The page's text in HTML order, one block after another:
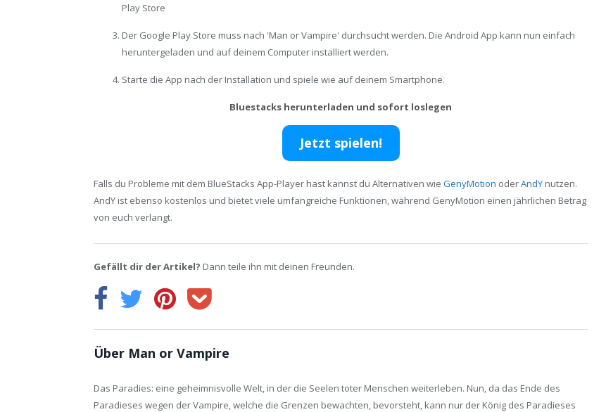
Play Store
Der Google Play Store muss nach 'Man or Vampire' durchsucht werden. Die Android App kann nun einfach
heruntergeladen und auf deinem Computer installiert werden.
Starte die App nach der Installation und spiele wie auf deinem Smartphone.
Bluestacks herunterladen und sofort loslegen
Jetzt spielen!
Falls du Probleme mit dem BlueStacks App-Player hast kannst du Alternativen wie GenyMotion oderAndY nutzen.
AndY ist ebenso kostenlos und bietet viele umfangreiche Funktionen, während GenyMotion einen jährlichen Betrag
von euch verlangt.
Gefällt dir der Artikel? Dann teile ihn mit deinen Freunden.
Über Man or Vampire
Das Paradies: eine geheimnisvolle Welt, in der die Seelen toter Menschen weiterleben. Nun, da das Ende des
Paradieses wegen der Vampire, welche die Grenzen bewachten, bevorsteht, kann nur der König des Paradieses